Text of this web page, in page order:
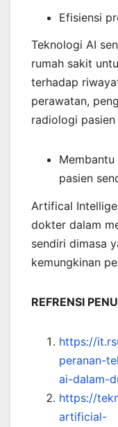
Efisiensi
Teknologi AI
rumah sakit
terhadap
perawatan,
radiologi pasien
pasien
Artifical
dokter dalam
sendiri dimasa
kemungkinan
REFRENSI
https://
peranan-
ai-dalam-
https://
artificial-